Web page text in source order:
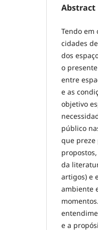
Abstract
Tendo em
cidades
dos
o
entre
e as
objetivo
público
que preze
da
artigos) e
ambiente
e a